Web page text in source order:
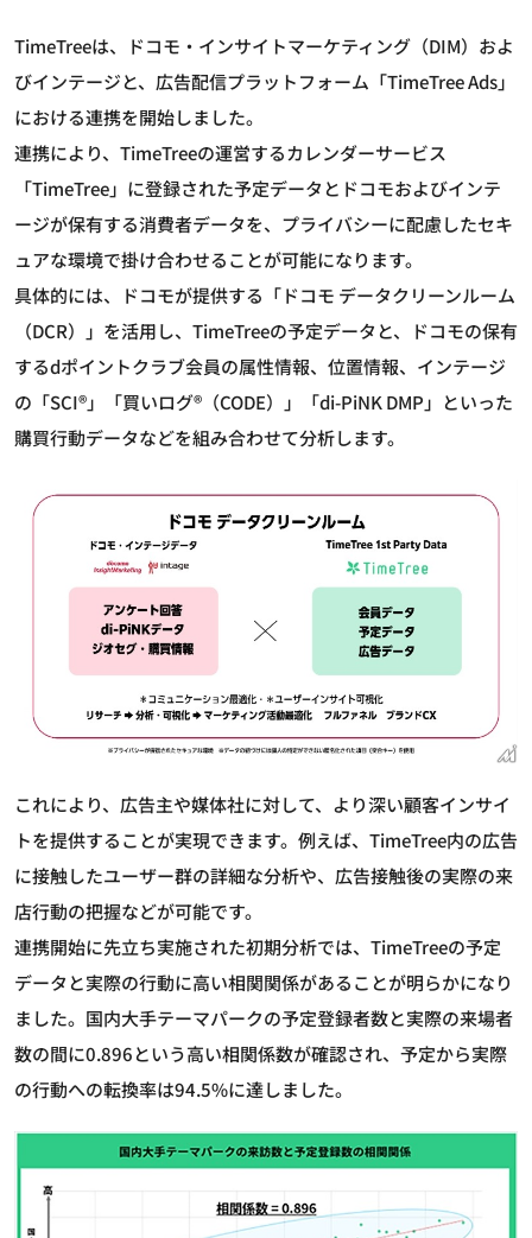
TimeTreeは、ドコモ・インサイトマーケティング（DIM）およ
びインテージと、広告配信プラットフォーム「TimeTree Ads」
における連携を開始しました。
連携により、TimeTreeの運営するカレンダーサービス
「TimeTree」に登録された予定データとドコモおよびインテ
ージが保有する消費者データを、プライバシーに配慮したセキ
ュアな環境で掛け合わせることが可能になります。
具体的には、ドコモが提供する「ドコモ データクリーンルーム
（DCR）」を活用し、TimeTreeの予定データと、ドコモの保有
するdポイントクラブ会員の属性情報、位置情報、インテージ
の「SCI®」「買いログ®（CODE）」「di-PiNK DMP」といった
購買行動データなどを組み合わせて分析します。
これにより、広告主や媒体社に対して、より深い顧客インサイ
トを提供することが実現できます。例えば、TimeTree内の広告
に接触したユーザー群の詳細な分析や、広告接触後の実際の来
店行動の把握などが可能です。
連携開始に先立ち実施された初期分析では、TimeTreeの予定
データと実際の行動に高い相関関係があることが明らかになり
ました。国内大手テーマパークの予定登録者数と実際の来場者
数の間に0.896という高い相関係数が確認され、予定から実際
の行動への転換率は94.5%に達しました。